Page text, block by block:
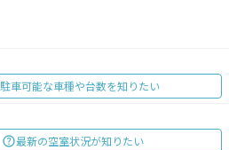
駐車可能な車種や台数を知りたい
最新の空室状況が知りたい